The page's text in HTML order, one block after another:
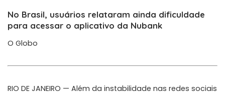
No Brasil, usuários relataram ainda dificuldade
para acessar o aplicativo da Nubank
O Globo
RIO DE JANEIRO — Além da instabilidade nas redes sociais